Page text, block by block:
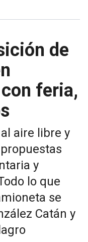
de
feria,
aire libre y
y
lo que
se
Catán y